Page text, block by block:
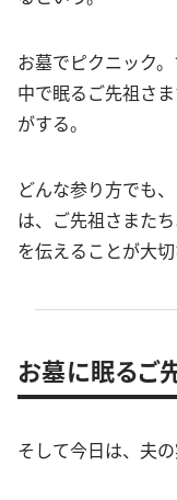
お墓でピクニック
中で眠るご先祖さ
がする。
どんな参り方でも
は、ご先祖さまた
を伝えることが大
お墓に眠るご
そして今日は、夫